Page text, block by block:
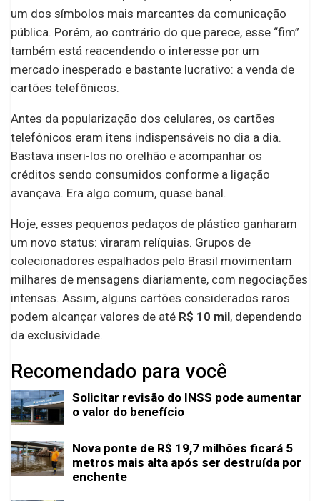
um dos símbolos mais marcantes da comunicação
pública. Porém, ao contrário do que parece, esse “fim”
também está reacendendo o interesse por um
mercado inesperado e bastante lucrativo: a venda de
cartões telefônicos.
Antes da popularização dos celulares, os cartões
telefônicos eram itens indispensáveis no dia a dia.
Bastava inseri-los no orelhão e acompanhar os
créditos sendo consumidos conforme a ligação
avançava. Era algo comum, quase banal.
Hoje, esses pequenos pedaços de plástico ganharam
um novo status: viraram relíquias. Grupos de
colecionadores espalhados pelo Brasil movimentam
milhares de mensagens diariamente, com negociações
intensas. Assim, alguns cartões considerados raros
podem alcançar valores de até R$ 10 mil, dependendo
da exclusividade.
Recomendado para você
Solicitar revisão do INSS pode aumentar
o valor do benefício
Nova ponte de R$ 19,7 milhões ficará 5
metros mais alta após ser destruída por
enchente